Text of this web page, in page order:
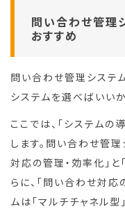
問い合わせ管理
おすすめ
問い合わせ管理システ
システムを選べばいい
ここでは、「システム
します。問い合わせ管
対応の管理・効率化」と
らに、「問い合わせ対
ムは「マルチチャネル型